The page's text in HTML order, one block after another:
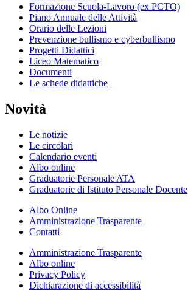
Formazione Scuola-Lavoro (ex PCTO)
Piano Annuale delle Attività
Orario delle Lezioni
Prevenzione bullismo e cyberbullismo
Progetti Didattici
Liceo Matematico
Documenti
Le schede didattiche
Novità
Le notizie
Le circolari
Calendario eventi
Albo online
Graduatorie Personale ATA
Graduatorie di Istituto Personale Docente
Albo Online
Amministrazione Trasparente
Contatti
Amministrazione Trasparente
Albo online
Privacy Policy
Dichiarazione di accessibilità